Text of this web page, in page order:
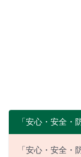
「安心・安全
「安心・安全・